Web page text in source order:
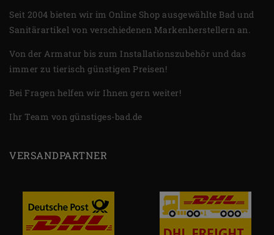
Seit 2004 bieten wir im Online Shop ausgewählte Bad und
Sanitärartikel von verschiedenen Markenherstellern an.
Von der Armatur bis zum Installationszubehör und das
immer zu tierisch günstigen Preisen!
Bei Fragen helfen wir Ihnen gern weiter!
Ihr Team von günstiges-bad.de
VERSANDPARTNER